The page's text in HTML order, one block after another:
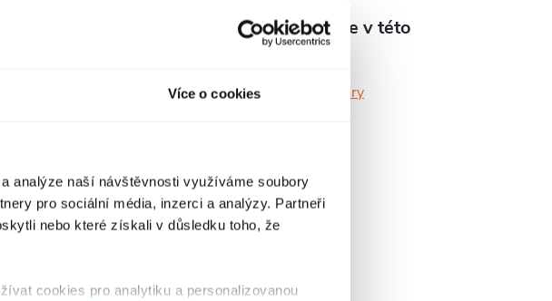
Více o cookies
analýze naší návštěvnosti využíváme soubory
pro sociální média, inzerci a analýzy. Partneři
nebo které získali v důsledku toho, že
cookies pro analytiku a personalizovanou
Záruka 5 let
Produkt naleznete v této
kategorii
Koupelnové radiátory